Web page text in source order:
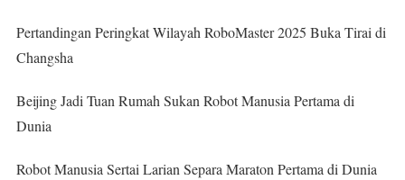
Pertandingan Peringkat Wilayah RoboMaster 2025 Buka Tirai di
Changsha
Beijing Jadi Tuan Rumah Sukan Robot Manusia Pertama di
Dunia
Robot Manusia Sertai Larian Separa Maraton Pertama di Dunia